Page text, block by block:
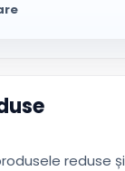
reduse